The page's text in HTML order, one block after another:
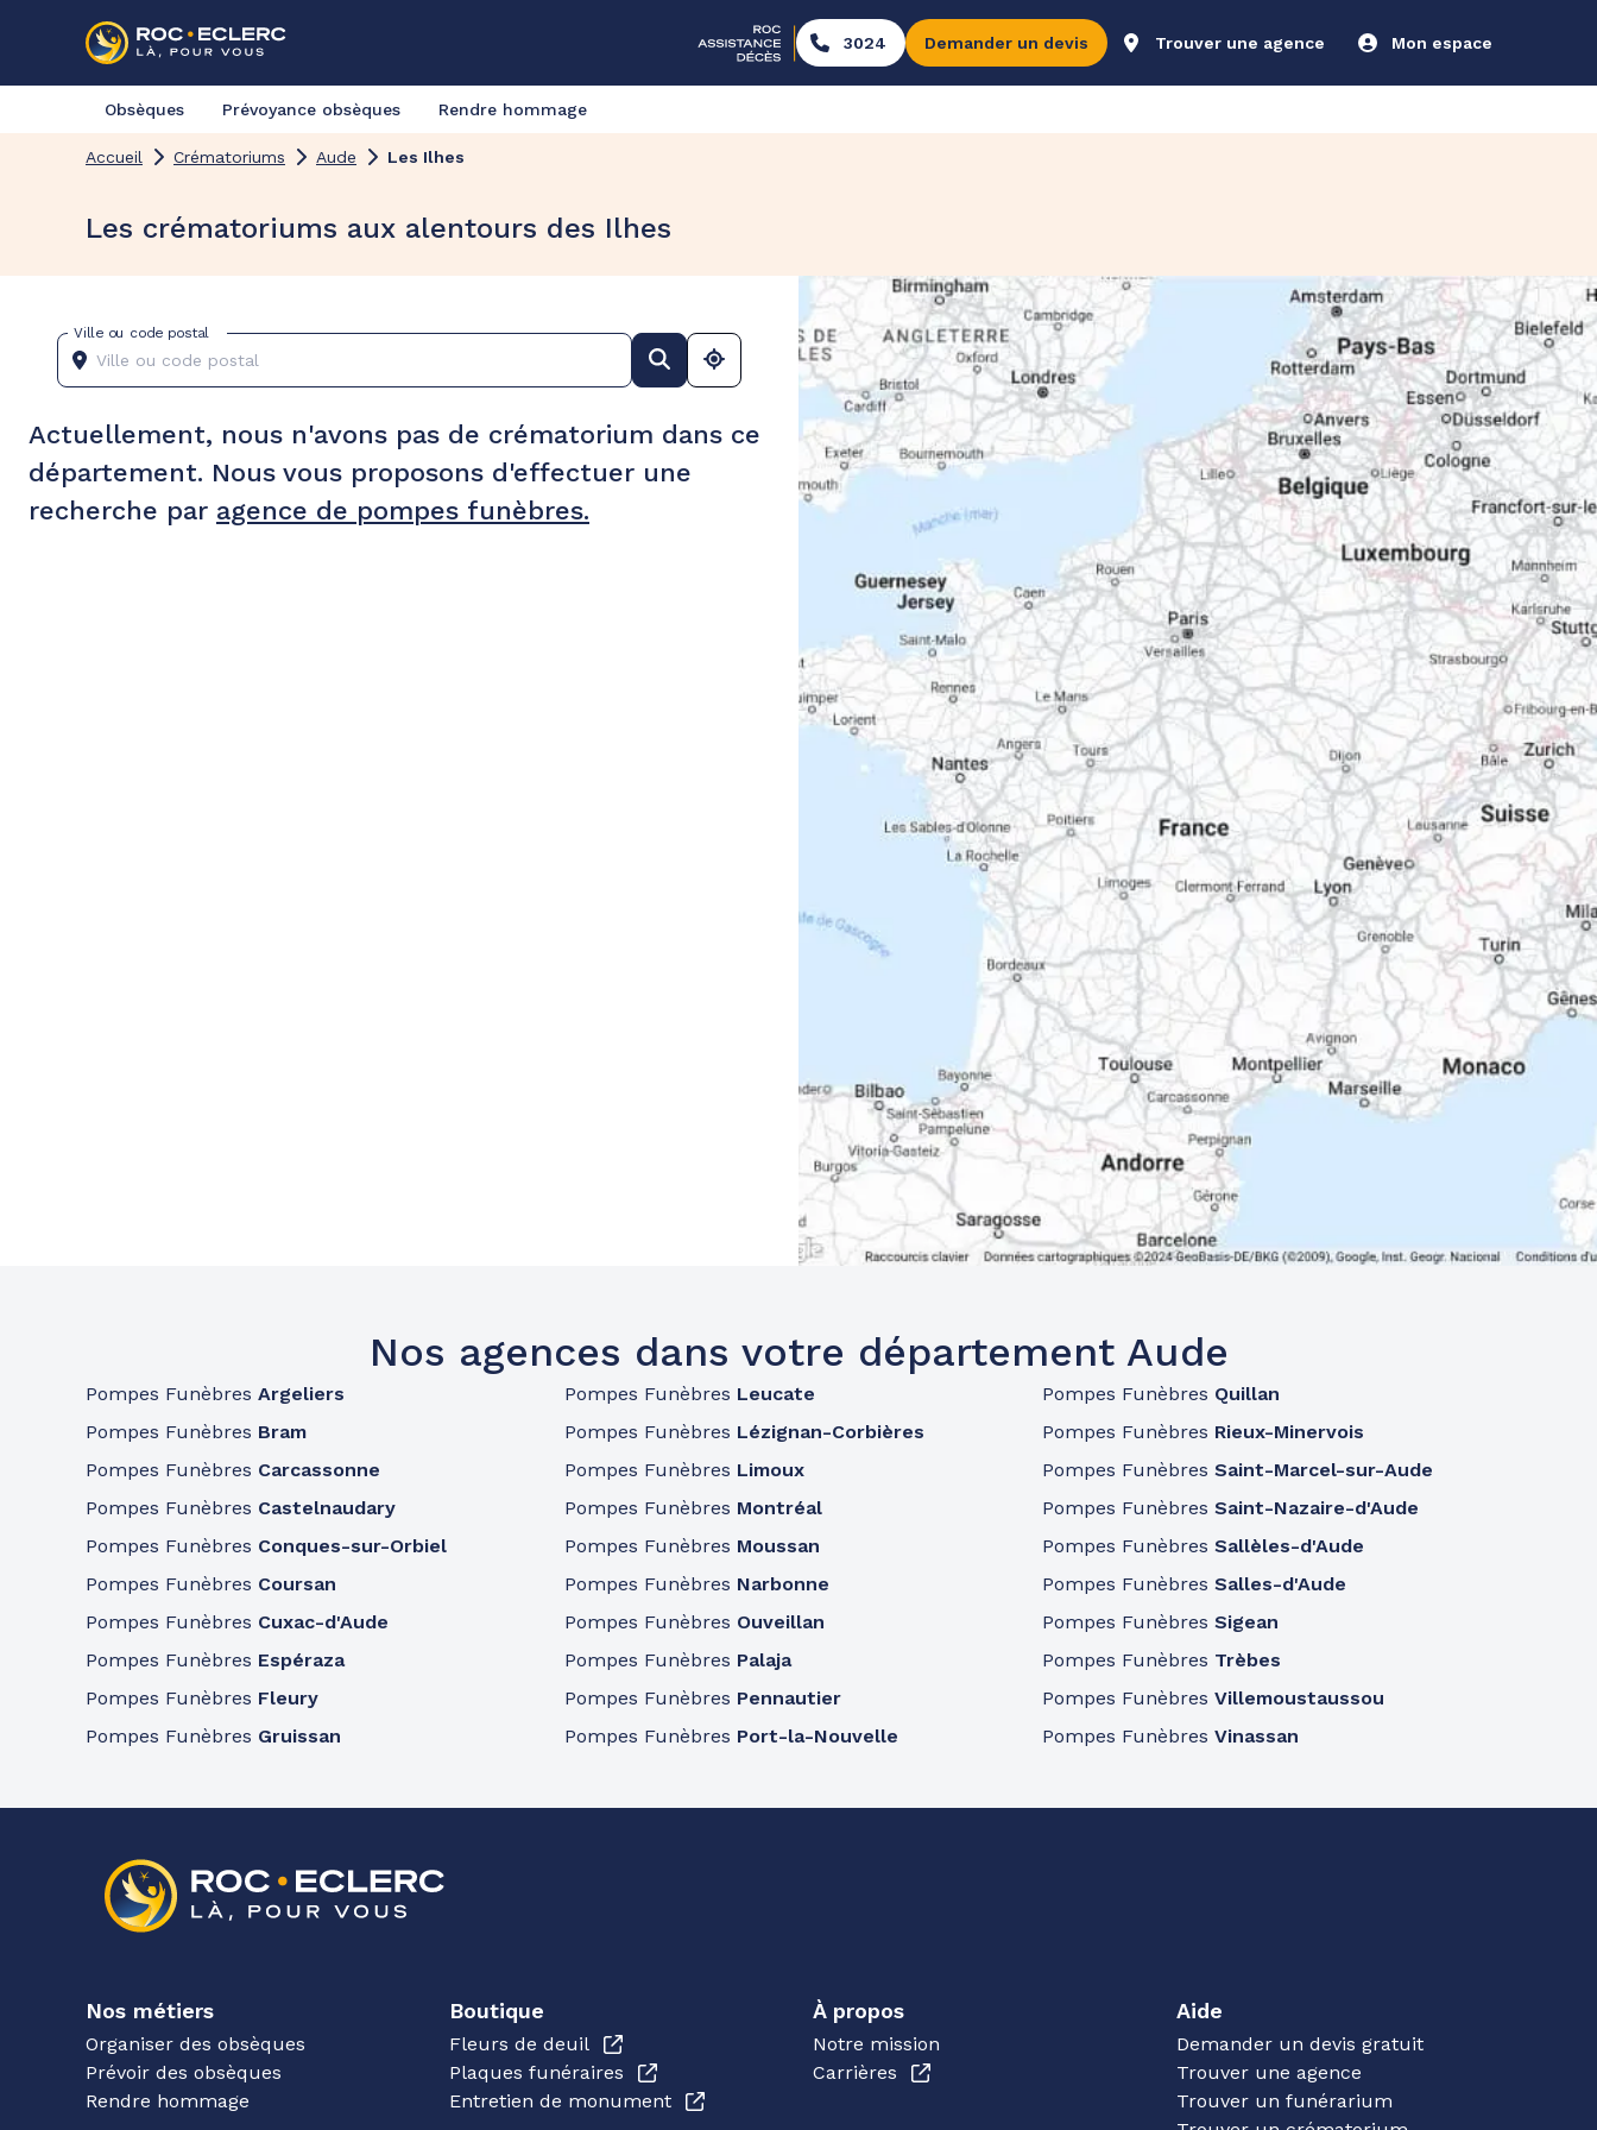
3024 Demander un devis Trouver une agence Mon espace
Obsèques Prévoyance obsèques Rendre hommage
Accueil Crématoriums Aude Les Ilhes
Les crématoriums aux alentours des Ilhes
Ville ou code postal
Actuellement, nous n'avons pas de crématorium dans ce
département. Nous vous proposons d'effectuer une
recherche par agence de pompes funèbres.
Nos agences dans votre département Aude
Pompes Funèbres Argeliers
Pompes Funèbres Bram
Pompes Funèbres Carcassonne
Pompes Funèbres Castelnaudary
Pompes Funèbres Conques-sur-Orbiel
Pompes Funèbres Coursan
Pompes Funèbres Cuxac-d'Aude
Pompes Funèbres Espéraza
Pompes Funèbres Fleury
Pompes Funèbres Gruissan
Pompes Funèbres Leucate
Pompes Funèbres Lézignan-Corbières
Pompes Funèbres Limoux
Pompes Funèbres Montréal
Pompes Funèbres Moussan
Pompes Funèbres Narbonne
Pompes Funèbres Ouveillan
Pompes Funèbres Palaja
Pompes Funèbres Pennautier
Pompes Funèbres Port-la-Nouvelle
Pompes Funèbres Quillan
Pompes Funèbres Rieux-Minervois
Pompes FunèbresSaint-Marcel-sur-Aude
Pompes FunèbresSaint-Nazaire-d'Aude
Pompes FunèbresSallèles-d'Aude
Pompes FunèbresSalles-d'Aude
Pompes FunèbresSigean
Pompes Funèbres Trèbes
Pompes FunèbresVillemoustaussou
Pompes FunèbresVinassan
Nos métiers
Organiser des obsèques
Prévoir des obsèques
Rendre hommage
Boutique
Fleurs de deuil
Plaques funéraires
Entretien de monument
À propos
Notre mission
Carrières
Aide
Demander un devis gratuit
Trouver une agence
Trouver un funérarium